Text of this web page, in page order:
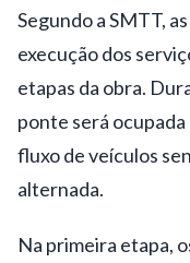
Segundo a SMTT,
execução dos
etapas da obra.
ponte será
fluxo de veículos
alternada.
Na primeira etapa,